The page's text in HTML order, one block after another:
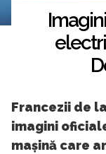
Francezii de
imagini
mașină care